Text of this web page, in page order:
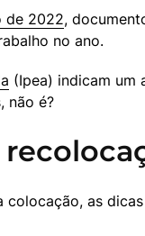
de 2022,
no ano.
(Ipea) indicam um
não é?
as